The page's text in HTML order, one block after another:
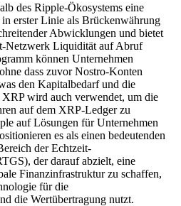
des Ripple-Ökosystems eine
erster Linie als Brückenwährung
Abwicklungen und bietet
Netzwerk Liquidität auf Abruf
können Unternehmen
dass zuvor Nostro-Konten
den Kapitalbedarf und die
wird auch verwendet, um die
auf dem XRP-Ledger zu
auf Lösungen für Unternehmen
es als einen bedeutenden
der Echtzeit-
der darauf abzielt, eine
Finanzinfrastruktur zu schaffen,
für die
die Wertübertragung nutzt.